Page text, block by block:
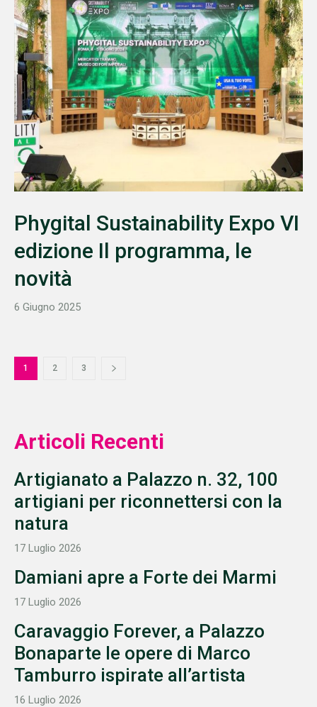
Phygital Sustainability Expo VI
edizione Il programma, le
novità
6 Giugno 2025
1 2 3
Articoli Recenti
Artigianato a Palazzo n. 32, 100
artigiani per riconnettersi con la
natura
17 Luglio 2026
Damiani apre a Forte dei Marmi
17 Luglio 2026
Caravaggio Forever, a Palazzo
Bonaparte le opere di Marco
Tamburro ispirate all’artista
16 Luglio 2026